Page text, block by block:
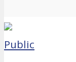
Public